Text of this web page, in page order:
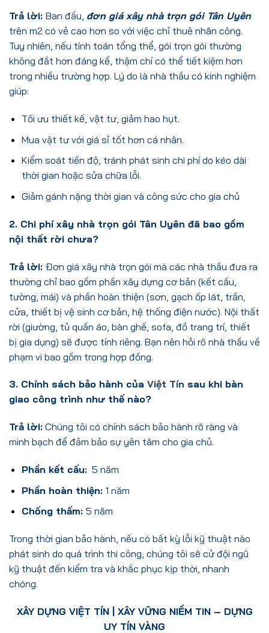
Trả lời: Ban đầu, đơn giá xây nhà trọn gói Tân Uyên
trên m2 có vẻ cao hơn so với việc chỉ thuê nhân công.
Tuy nhiên, nếu tính toán tổng thể, gói trọn gói thường
không đắt hơn đáng kể, thậm chí có thể tiết kiệm hơn
trong nhiều trường hợp. Lý do là nhà thầu có kinh nghiệm
giúp:
Tối ưu thiết kế, vật tư, giảm hao hụt.
Mua vật tư với giá sỉ tốt hơn cá nhân.
Kiểm soát tiến độ, tránh phát sinh chi phí do kéo dài
thời gian hoặc sửa chữa lỗi.
Giảm gánh nặng thời gian và công sức cho gia chủ
2. Chi phí xây nhà trọn gói Tân Uyên đã bao gồm
nội thất rời chưa?
Trả lời: Đơn giá xây nhà trọn gói mà các nhà thầu đưa ra
thường chỉ bao gồm phần xây dựng cơ bản (kết cấu,
tường, mái) và phần hoàn thiện (sơn, gạch ốp lát, trần,
cửa, thiết bị vệ sinh cơ bản, hệ thống điện nước). Nội thất
rời (giường, tủ quần áo, bàn ghế, sofa, đồ trang trí, thiết
bị gia dụng) sẽ được tính riêng. Bạn nên hỏi rõ nhà thầu về
phạm vi bao gồm trong hợp đồng.
3. Chính sách bảo hành của Việt Tín sau khi bàn
giao công trình như thế nào?
Trả lời: Chúng tôi có chính sách bảo hành rõ ràng và
minh bạch để đảm bảo sự yên tâm cho gia chủ.
Phần kết cấu:5 năm
Phần hoàn thiện: 1 năm
Chống thấm: 5 năm
Trong thời gian bảo hành, nếu có bất kỳ lỗi kỹ thuật nào
phát sinh do quá trình thi công, chúng tôi sẽ cử đội ngũ
kỹ thuật đến kiểm tra và khắc phục kịp thời, nhanh
chóng.
XÂY DỰNG VIỆT TÍN| XÂY VỮNG NIỀM TIN – DỰNG
UY TÍN VÀNG